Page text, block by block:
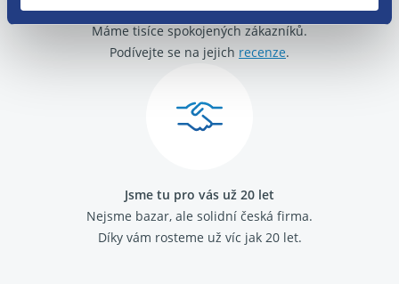
O své zákazníky se staráme
Máme tisíce spokojených zákazníků.
Podívejte se na jejich recenze.
Jsme tu pro vás už 20 let
Nejsme bazar, ale solidní česká firma.
Díky vám rosteme už víc jak 20 let.